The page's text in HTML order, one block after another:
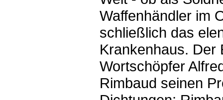
Waffenhändler im
schließlich das
Krankenhaus. Der
Wortschöpfer
Rimbaud seinen